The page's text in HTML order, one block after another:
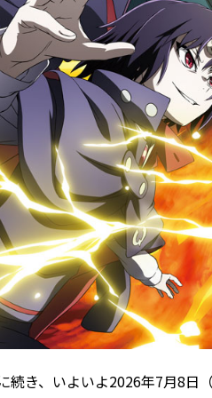
続き、いよいよ2026年7月8